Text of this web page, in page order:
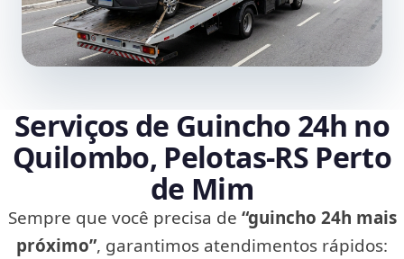
Serviços de Guincho 24h no
Quilombo, Pelotas‑RS Perto
de Mim
Sempre que você precisa de “guincho 24h mais
próximo”, garantimos atendimentos rápidos: